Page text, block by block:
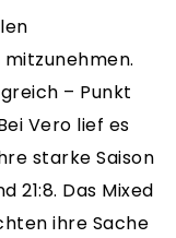
– Punkt
Vero lief es
starke Saison
21:8. Das Mixed
ihre Sache